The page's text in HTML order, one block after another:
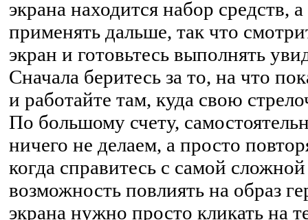
экрана находится набор средств,
применять дальше, так что
экран и готовьтесь выполнять
Сначала беритесь за то, на что
и работайте там, куда свою
По большому счету,
ничего не делаем, а просто
когда справитесь с самой
возможность повлиять на образ
экрана нужно просто кликать на